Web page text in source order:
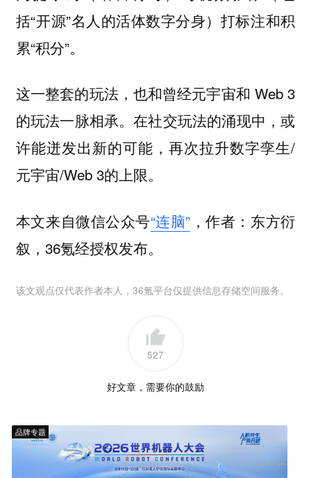
括“开源”名人的活体数字分身）打标注和积
累“积分”。
这一整套的玩法，也和曾经元宇宙和 Web 3
的玩法一脉相承。在社交玩法的涌现中，或
许能迸发出新的可能，再次拉升数字孪生/
元宇宙/Web 3的上限。
本文来自微信公众号“连脑” ，作者：东方衍
叙，36氪经授权发布。
该文观点仅代表作者本人，36氪平台仅提供信息存储空间服务。
527
好文章，需要你的鼓励
品牌专题